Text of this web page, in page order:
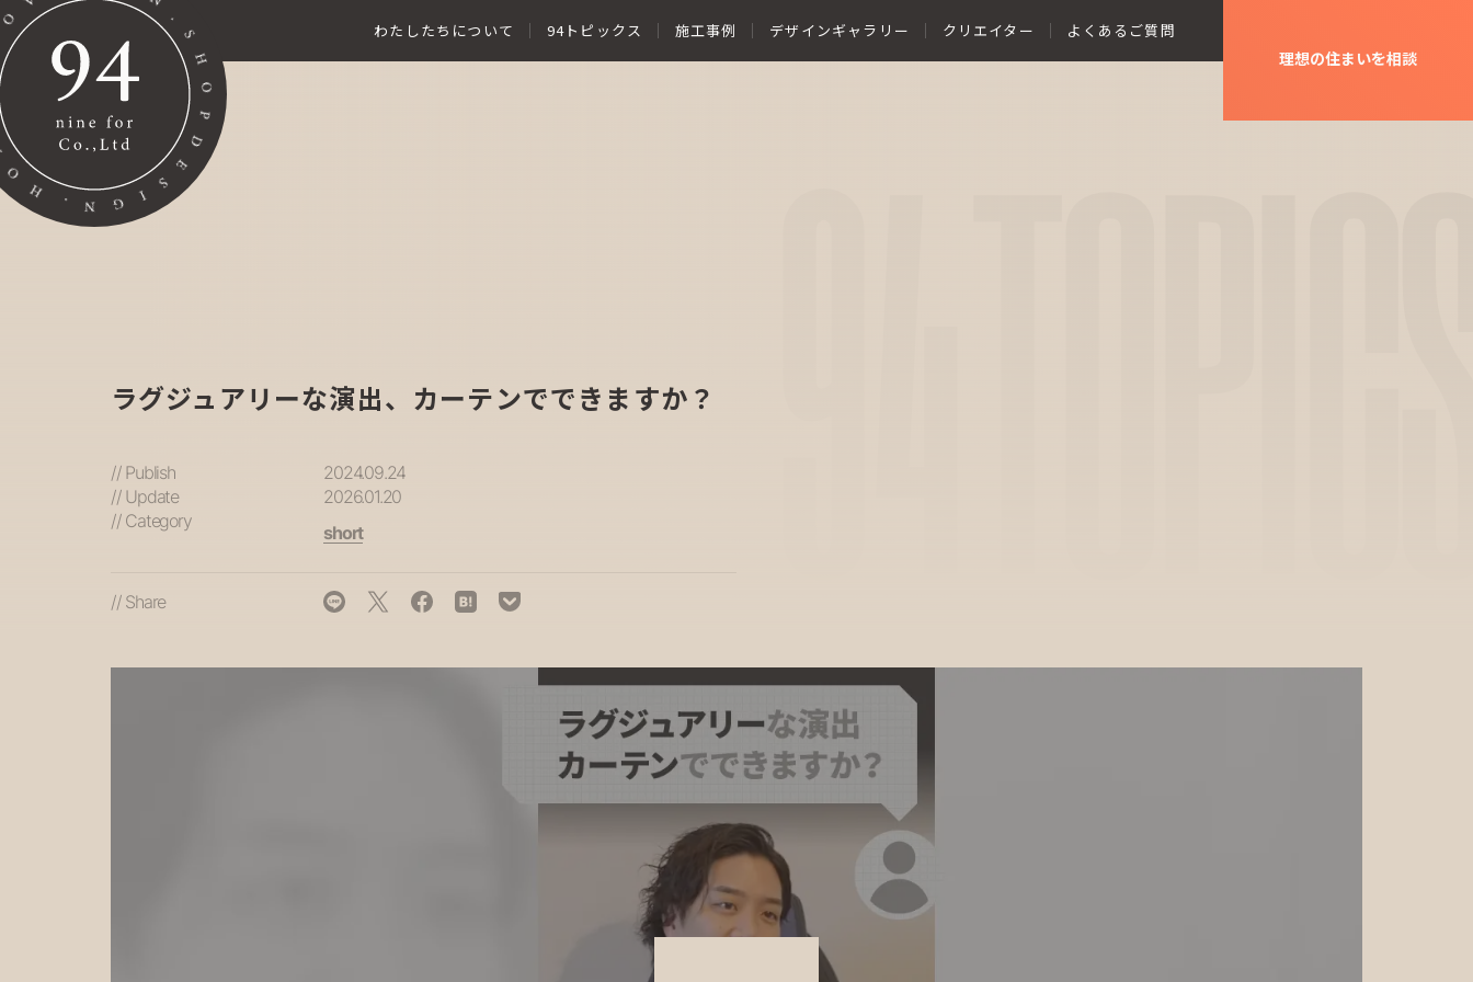
わたしたちについて 94トピックス 施工事例 デザインギャラリー クリエイター よくあるご質問
理想の住まいを相談
ラグジュアリーな演出、カーテンでできますか？
// Publish
2024.09.24
// Update
2026.01.20
// Category
short
// Share